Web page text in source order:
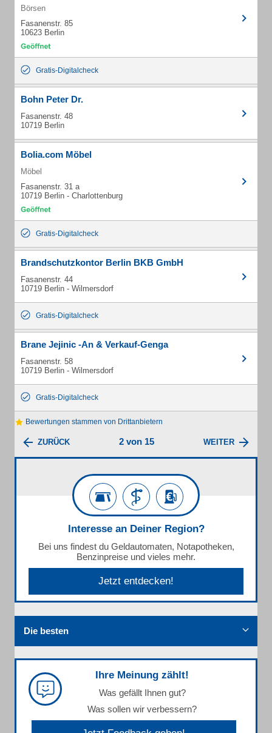
Börsen
Fasanenstr. 85
10623 Berlin
Gratis-Digitalcheck
Bohn Peter Dr.
Fasanenstr. 48
10719 Berlin
Bolia.com Möbel
Möbel
Fasanenstr. 31 a
10719 Berlin - Charlottenburg
Gratis-Digitalcheck
Brandschutzkontor Berlin BKB GmbH
Fasanenstr. 44
10719 Berlin - Wilmersdorf
Gratis-Digitalcheck
Brane Jejinic -An & Verkauf-Genga
Fasanenstr. 58
10719 Berlin - Wilmersdorf
Gratis-Digitalcheck
Bewertungen stammen von Drittanbietern
ZURÜCK 2 von 15 WEITER
Interesse an Deiner Region?
Bei uns findest du Geldautomaten, Notapotheken,
Benzinpreise und vieles mehr.
Jetzt entdecken!
Die besten
Ihre Meinung zählt!
Was gefällt Ihnen gut?
Was sollen wir verbessern?